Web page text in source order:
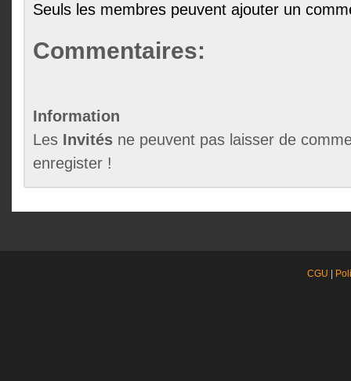
Seuls les membres peuvent ajouter un
Commentaires:
Information
Les Invités ne peuvent pas laisser de
enregister !
CGU